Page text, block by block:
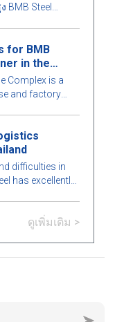
Steel
นว่ามีอะไรน่า
ร็จรูปนี้กับ BMB
าง!
for BMB
in the
project
Complex is a
and factory
difficulties in
has excellently
ดูเพิ่มเติม >